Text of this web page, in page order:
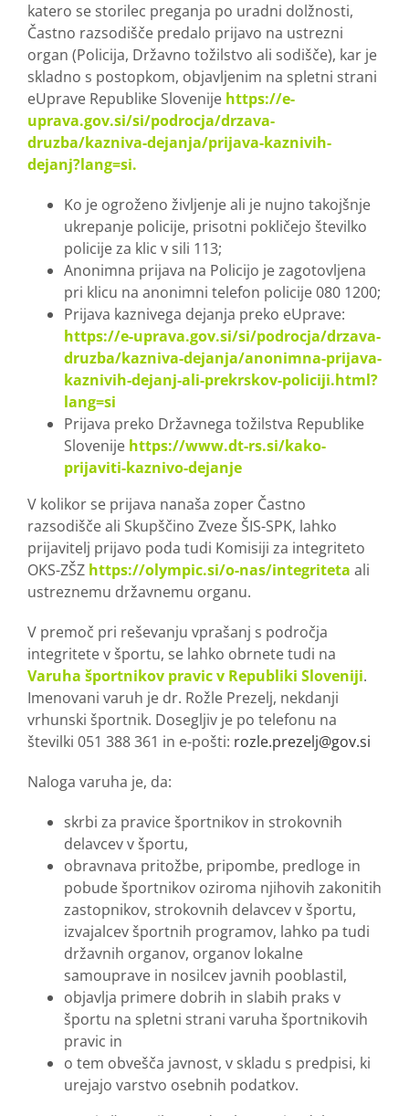
katero se storilec preganja po uradni dolžnosti,
Častno razsodišče predalo prijavo na ustrezni
organ (Policija, Državno tožilstvo ali sodišče), kar je
skladno s postopkom, objavljenim na spletni strani
eUprave Republike Slovenije https://e-
uprava.gov.si/si/podrocja/drzava-
druzba/kazniva-dejanja/prijava-kaznivih-
dejanj?lang=si.
Ko je ogroženo življenje ali je nujno takojšnje
ukrepanje policije, prisotni pokličejo številko
policije za klic v sili 113;
Anonimna prijava na Policijo je zagotovljena
pri klicu na anonimni telefon policije 080 1200;
Prijava kaznivega dejanja preko eUprave:
https://e-uprava.gov.si/si/podrocja/drzava-
druzba/kazniva-dejanja/anonimna-prijava-
kaznivih-dejanj-ali-prekrskov-policiji.html?
lang=si
Prijava preko Državnega tožilstva Republike
Slovenije https://www.dt-rs.si/kako-
prijaviti-kaznivo-dejanje
V kolikor se prijava nanaša zoper Častno
razsodišče ali Skupščino Zveze ŠIS-SPK, lahko
prijavitelj prijavo poda tudi Komisiji za integriteto
OKS-ZŠZ https://olympic.si/o-nas/integriteta ali
ustreznemu državnemu organu.
V premoč pri reševanju vprašanj s področja
integritete v športu, se lahko obrnete tudi na
Varuha športnikov pravic v Republiki Sloveniji.
Imenovani varuh je dr. Rožle Prezelj, nekdanji
vrhunski športnik. Dosegljiv je po telefonu na
številki 051 388 361 in e-pošti: rozle.prezelj@gov.si
Naloga varuha je, da:
skrbi za pravice športnikov in strokovnih
delavcev v športu,
obravnava pritožbe, pripombe, predloge in
pobude športnikov oziroma njihovih zakonitih
zastopnikov, strokovnih delavcev v športu,
izvajalcev športnih programov, lahko pa tudi
državnih organov, organov lokalne
samouprave in nosilcev javnih pooblastil,
objavlja primere dobrih in slabih praks v
športu na spletni strani varuha športnikovih
pravic in
o tem obvešča javnost, v skladu s predpisi, ki
urejajo varstvo osebnih podatkov.